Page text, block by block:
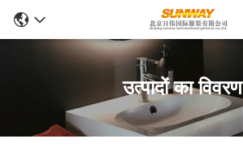
उत्पादों का विवरण